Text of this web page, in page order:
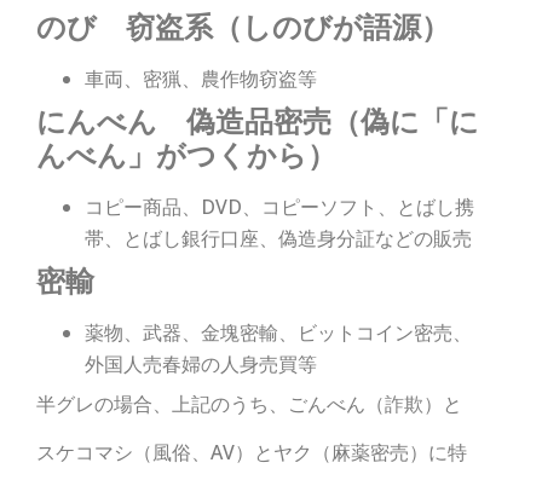
のび 窃盗系（しのびが語源）
車両、密猟、農作物窃盗等
にんべん 偽造品密売（偽に「に
んべん」がつくから）
コピー商品、DVD、コピーソフト、とばし携
帯、とばし銀行口座、偽造身分証などの販売
密輸
薬物、武器、金塊密輸、ビットコイン密売、
外国人売春婦の人身売買等
半グレの場合、上記のうち、ごんべん（詐欺）と
スケコマシ（風俗、AV）とヤク（麻薬密売）に特